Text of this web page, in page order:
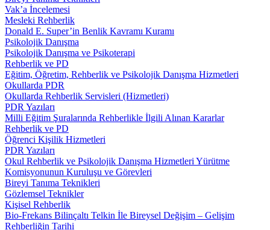
Vak’a İncelemesi
Mesleki Rehberlik
Donald E. Super’in Benlik Kavramı Kuramı
Psikolojik Danışma
Psikolojik Danışma ve Psikoterapi
Rehberlik ve PD
Eğitim, Öğretim, Rehberlik ve Psikolojik Danışma Hizmetleri
Okullarda PDR
Okullarda Rehberlik Servisleri (Hizmetleri)
PDR Yazıları
Milli Eğitim Şuralarında Rehberlikle İlgili Alınan Kararlar
Rehberlik ve PD
Öğrenci Kişilik Hizmetleri
PDR Yazıları
Okul Rehberlik ve Psikolojik Danışma Hizmetleri Yürütme
Komisyonunun Kuruluşu ve Görevleri
Bireyi Tanıma Teknikleri
Gözlemsel Teknikler
Kişisel Rehberlik
Bio-Frekans Bilinçaltı Telkin İle Bireysel Değişim – Gelişim
Rehberliğin Tarihi